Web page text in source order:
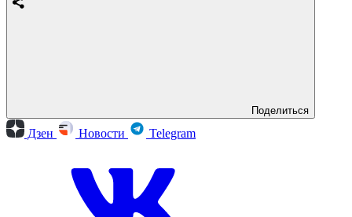
Поделиться
Дзен Новости Telegram